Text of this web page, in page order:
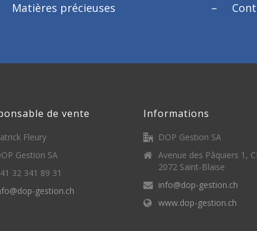
Matières précieuses
de vente
Fleury
Gestion SA
32 341 89 31
gestion.ch
Informations
DOP Gestion SA
Avenue des Pâquiers 1,
2072 Saint-Blaise
info@dop-gestion.ch
www.dop-gestion.ch